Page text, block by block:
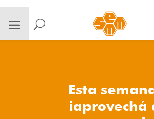
Esta
¡aprovechá